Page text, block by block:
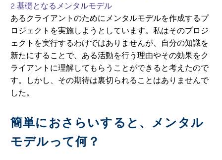
2 基礎となるメンタルモデル
あるクライアントのためにメンタルモデルを作成するプ
ロジェクトを実施しようとしています。私はそのプロジ
ェクトを実行するわけではありませんが、自分の知識を
新たにすることで、ある活動を行う理由やその効果をク
ライアントに理解してもらうことができると考えたので
す。しかし、その期待は裏切られることはありませんで
した。
簡単におさらいすると、メンタル
モデルって何？